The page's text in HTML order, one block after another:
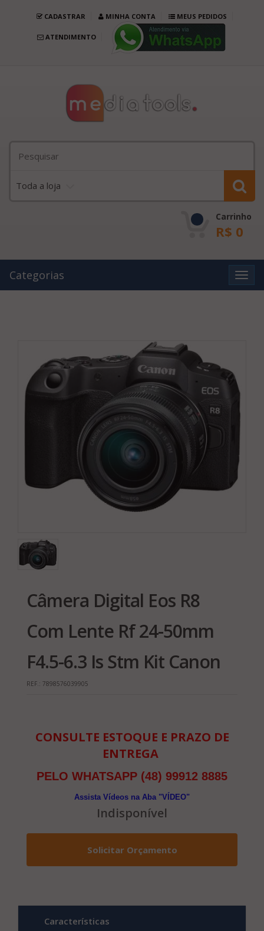
CADASTRAR MINHA CONTA MEUS PEDIDOS
ATENDIMENTO
Toda a loja
Carrinho
R$ 0
Categorias Ver
Câmera Digital Eos R8
Com Lente Rf 24-50mm
F4.5-6.3 Is Stm Kit Canon
REF.: 7898576039905
CONSULTE ESTOQUE E PRAZO DE
ENTREGA
PELO WHATSAPP (48) 99912 8885
Assista Vídeos na Aba "VÍDEO"
Indisponível
Solicitar Orçamento
Características